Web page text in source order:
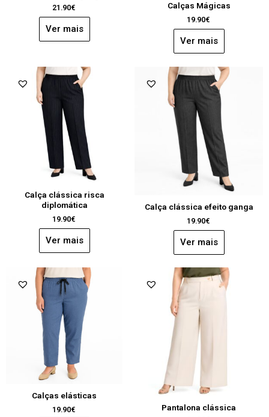
21.90€
Ver mais
Calças Mágicas
19.90€
Ver mais
Calça clássica risca
diplomática
19.90€
Ver mais
Calça clássica efeito ganga
19.90€
Ver mais
Calças elásticas
19.90€ Pantalona clássica